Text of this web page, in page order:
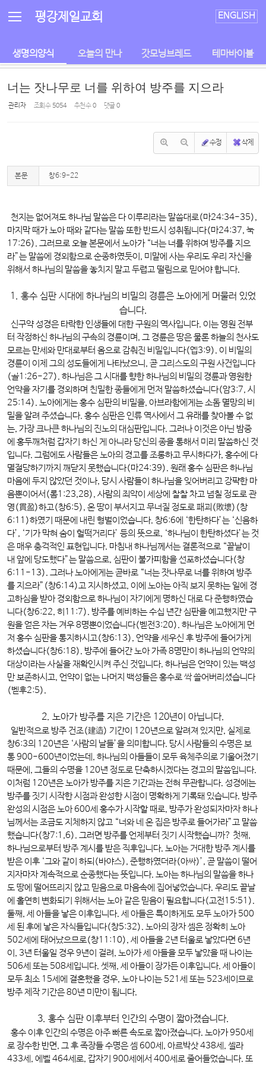
평강제일교회 ENGLISH
생명의양식 오늘의 만나 갓모닝브레드 테마바이블
너는 잣나무로 너를 위하여 방주를 지으라
관리자 조회 수 5054 추천 수0 댓글0
수정 삭제
본문 창6:9-22
천지는 없어져도 하나님 말씀은 다 이루리라는 말씀대로(마24:34-35),
마지막 때가 노아 때와 같다는 말씀 또한 반드시 성취됩니다(마24:37, 눅
17:26). 그러므로 오늘 본문에서 노아가 “너는 너를 위하여 방주를 지으
라”는 말씀에 경외함으로 순종하였듯이, 미말에 사는 우리도 우리 자신을
위해서 하나님의 말씀을 놓치지 말고 두렵고 떨림으로 믿어야 합니다.
1. 홍수 심판 시대에 하나님의 비밀의 경륜은 노아에게 머물러 있었
습니다.
신구약 성경은 타락한 인생들에 대한 구원의 역사입니다. 이는 영원 전부
터 작정하신 하나님의 구속의 경륜이며, 그 경륜은 땅은 물론 하늘의 천사도
모르는 만세와 만대로부터 옴으로 감춰진 비밀입니다(엡3:9). 이 비밀의
경륜이 이제 그의 성도들에게 나타났으니, 곧 그리스도의 구원 사건입니다
(골1:26-27). 하나님은 그 시대를 향한 하나님의 비밀의 경륜과 영원한
언약을 자기를 경외하며 친밀한 종들에게 먼저 말씀하셨습니다(암3:7, 시
25:14). 노아에게는 홍수 심판의 비밀을, 아브라함에게는 소돔 멸망의 비
밀을 알려 주셨습니다. 홍수 심판은 인류 역사에서 그 유래를 찾아볼 수 없
는, 가장 크나큰 하나님의 진노의 대심판입니다. 그러나 이것은 아닌 밤중
에 홍두깨처럼 갑자기 하신 게 아니라 당신의 종을 통해서 미리 말씀하신 것
입니다. 그럼에도 사람들은 노아의 경고를 조롱하고 무시하다가, 홍수에 다
멸절당하기까지 깨닫지 못했습니다(마24:39). 원래 홍수 심판은 하나님
마음에 두지 않았던 것이나, 당시 사람들이 하나님을 잊어버리고 강퍅한 마
음뿐이어서(롬1:23,28), 사람의 죄악이 세상에 찰찰 차고 넘칠 정도로 관
영(貫盈)하고(창6:5), 온 땅이 부서지고 무너질 정도로 패괴(敗壞)(창
6:11)하였기 때문에 내린 형벌이었습니다. 창6:6에 ‘한탄하다’는 ‘신음하
다’, ‘기가 막혀 숨이 헐떡거리다’ 등의 뜻으로, ‘하나님이 한탄하셨다’는 것
은 매우 충격적인 표현입니다. 마침내 하나님께서는 결론적으로 “끝날이
내 앞에 당도했다”는 말씀으로, 심판이 불가피함을 선포하셨습니다(창
6:11-13). 그러나 노아에게는 곧바로 “너는 잣나무로 너를 위하여 방주
를 지으라”(창6:14)고 지시하셨고, 이에 노아는 아직 보지 못하는 일에 경
고하심을 받아 경외함으로 하나님이 자기에게 명하신 대로 다 준행하였습
니다(창6:22, 히11:7). 방주를 예비하는 수십 년간 심판을 예고했지만 구
원을 얻은 자는 겨우 8명뿐이었습니다(벧전3:20). 하나님은 노아에게 먼
저 홍수 심판을 통지하시고(창6:13), 언약을 세우신 후 방주에 들어가게
하셨습니다(창6:18). 방주에 들어간 노아 가족 8명만이 하나님의 언약의
대상이라는 사실을 재확인시켜 주신 것입니다. 하나님은 언약이 있는 백성
만 보존하시고, 언약이 없는 나머지 백성들은 홍수로 싹 쓸어버리셨습니다
(벧후2:5).
2. 노아가 방주를 지은 기간은 120년이 아닙니다.
일반적으로 방주 건조(建造) 기간이 120년으로 알려져 있지만, 실제로
창6:3의 120년은 ‘사람의 날들’을 의미합니다. 당시 사람들의 수명은 보
통 900-600년이었는데, 하나님의 아들들이 모두 육체주의로 기울어졌기
때문에, 그들의 수명을 120년 정도로 단축하시겠다는 경고의 말씀입니다.
이처럼 120년은 노아가 방주를 지은 기간과는 전혀 무관합니다. 성경에는
방주를 짓기 시작한 시점과 완성한 시점이 명확하게 기록돼 있습니다. 방주
완성의 시점은 노아 600세 홍수가 시작할 때로, 방주가 완성되자마자 하나
님께서는 조금도 지체하지 않고 “너와 네 온 집은 방주로 들어가라”고 말씀
했습니다(창7:1,6). 그러면 방주를 언제부터 짓기 시작했습니까? 첫째,
하나님으로부터 방주 계시를 받은 직후입니다. 노아는 거대한 방주 계시를
받은 이후 ‘그와 같이 하되(바야스), 준행하였더라(아싸)’, 곧 말씀이 떨어
지자마자 계속적으로 순종했다는 뜻입니다. 노아는 하나님의 말씀을 하나
도 땅에 떨어뜨리지 않고 믿음으로 마음속에 집어넣었습니다. 우리도 끝날
에 홀연히 변화되기 위해서는 노아 같은 믿음이 필요합니다(고전15:51).
둘째, 세 아들을 낳은 이후입니다. 세 아들은 특이하게도 모두 노아가 500
세 된 후에 낳은 자식들입니다(창5:32). 노아의 장자 셈은 정확히 노아
502세에 태어났으므로(창11:10), 세 아들을 2년 터울로 낳았다면 6년
이, 3년 터울일 경우 9년이 걸려, 노아가 세 아들을 모두 낳았을 때 나이는
506세 또는 508세입니다. 셋째, 세 아들이 장가든 이후입니다. 세 아들이
모두 최소 15세에 결혼했을 경우, 노아 나이는 521세 또는 523세이므로
방주 제작 기간은 80년 미만이 됩니다.
3. 홍수 심판 이후부터 인간의 수명이 짧아졌습니다.
홍수 이후 인간의 수명은 아주 빠른 속도로 짧아졌습니다. 노아가 950세
로 장수한 반면, 그 후 족장들 수명은 셈 600세, 아르박삿 438세, 셀라
433세, 에벨 464세로, 갑자기 900세에서 400세로 줄어들었습니다. 또